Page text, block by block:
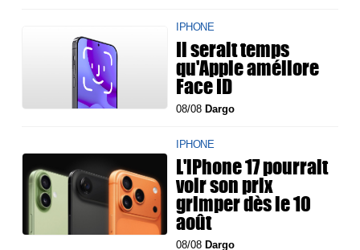
IPHONE
Il serait temps
qu'Apple améliore
Face ID
08/08Dargo
IPHONE
L'iPhone 17 pourrait
voir son prix
grimper dès le 10
août
08/08Dargo